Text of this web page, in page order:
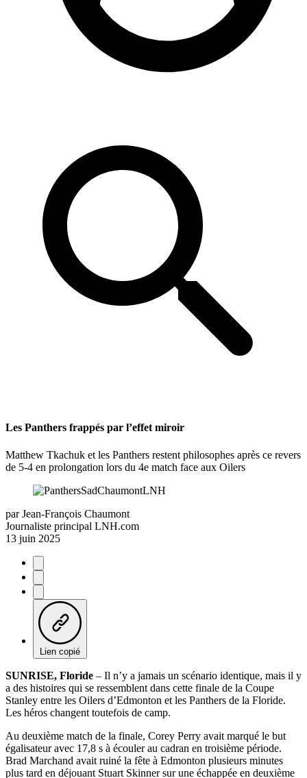
Les Panthers frappés par l’effet miroir
Matthew Tkachuk et les Panthers restent philosophes après ce revers
de 5-4 en prolongation lors du 4e match face aux Oilers
par Jean-François Chaumont
Journaliste principal LNH.com
13 juin 2025
Lien copié
SUNRISE, Floride – Il n’y a jamais un scénario identique, mais il y
a des histoires qui se ressemblent dans cette finale de la Coupe
Stanley entre les Oilers d’Edmonton et les Panthers de la Floride.
Les héros changent toutefois de camp.
Au deuxième match de la finale, Corey Perry avait marqué le but
égalisateur avec 17,8 s à écouler au cadran en troisième période.
Brad Marchand avait ruiné la fête à Edmonton plusieurs minutes
plus tard en déjouant Stuart Skinner sur une échappée en deuxième